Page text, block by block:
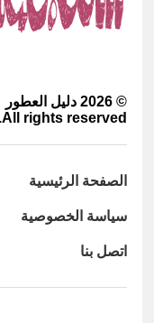
©
2026 دليل العطور
All rights reserved.
الصفحة الرئيسية
سياسة الخصوصية
اتصل بنا